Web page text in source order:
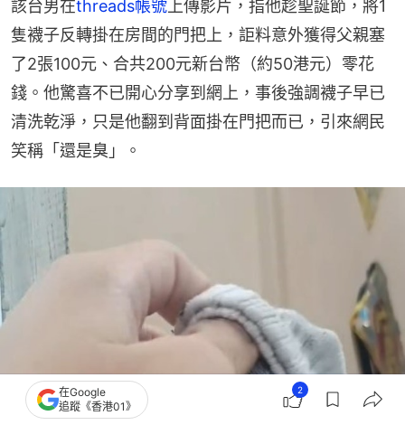
該台男在threads帳號 上傳影片，指他趁聖誕節，將1
隻襪子反轉掛在房間的門把上，詎料意外獲得父親塞
了2張100元、合共200元新台幣（約50港元）零花
錢。他驚喜不已開心分享到網上，事後強調襪子早已
清洗乾淨，只是他翻到背面掛在門把而已，引來網民
笑稱「還是臭」。
在Google
追蹤《香港01》
2